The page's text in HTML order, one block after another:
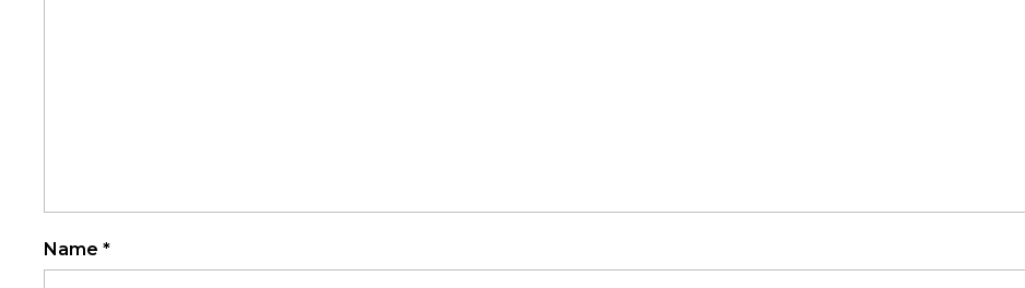
Name *